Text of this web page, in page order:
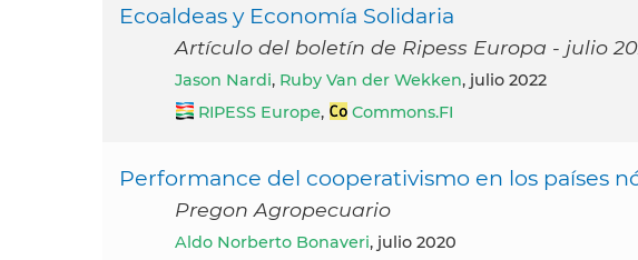
Ecoaldeas y Economía Solidaria
Artículo del boletín de Ripess Europa - julio
Jason Nardi, Ruby Van der Wekken, julio 2022
RIPESS Europe, Commons.FI
Performance del cooperativismo en los países
Pregon Agropecuario
Aldo Norberto Bonaveri, julio 2020